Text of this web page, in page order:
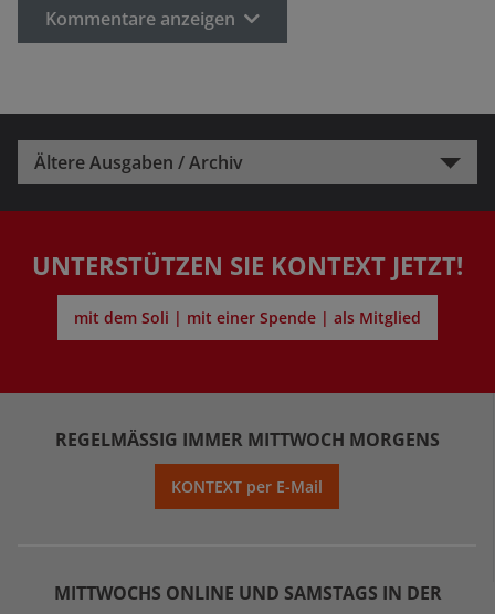
Kommentare anzeigen
Ältere Ausgaben / Archiv
UNTERSTÜTZEN SIE KONTEXT JETZT!
mit dem Soli | mit einer Spende | als Mitglied
REGELMÄSSIG IMMER MITTWOCH MORGENS
KONTEXT per E-Mail
MITTWOCHS ONLINE UND SAMSTAGS IN DER